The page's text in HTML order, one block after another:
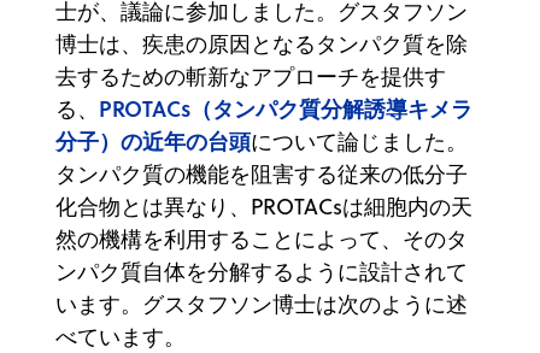
士が、議論に参加しました。グスタフソン
博士は、疾患の原因となるタンパク質を除
去するための斬新なアプローチを提供す
る、 PROTACs（タンパク質分解誘導キメラ
分子）の近年の台頭について論じました。
タンパク質の機能を阻害する従来の低分子
化合物とは異なり、PROTACsは細胞内の天
然の機構を利用することによって、そのタ
ンパク質自体を分解するように設計されて
います。グスタフソン博士は次のように述
べています。